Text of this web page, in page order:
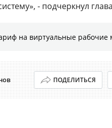
- подчеркнул глава
на виртуальные рабочие
ПОДЕЛИТЬСЯ